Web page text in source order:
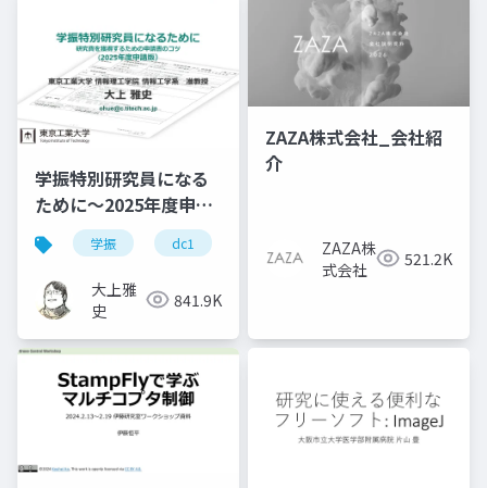
学振特別研究員になる
ために～2025年度申請
版
学振 dc1 jsps
大上雅
史
841.9K
ZAZA株式会社_会社紹
介
ZAZA株
式会社
521.2K